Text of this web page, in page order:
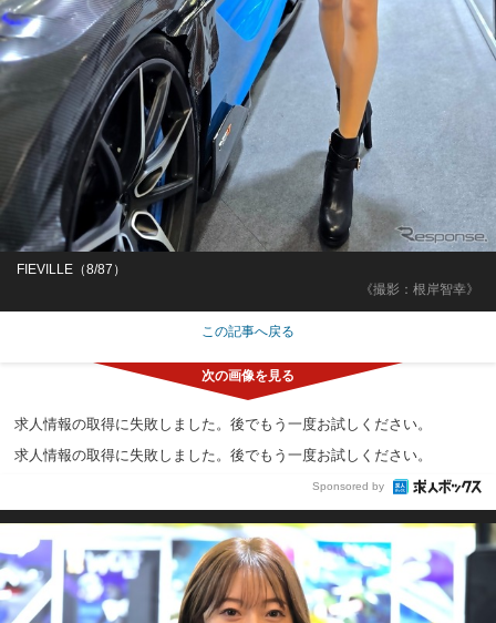
《撮影：根岸智幸》
FIEVILLE（8/87）
この記事へ戻る
求人情報の取得に失敗しました。後でもう一度お試しください。
求人情報の取得に失敗しました。後でもう一度お試しください。
Sponsored by